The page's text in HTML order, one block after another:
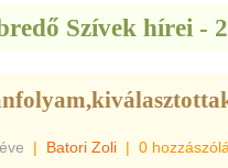
Szívek hírei -
| Batori Zoli | 0